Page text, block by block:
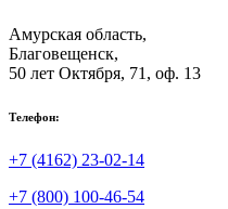
Амурская область,
Благовещенск,
50 лет Октября, 71, оф. 13
Телефон:
+7 (4162) 23-02-14
+7 (800) 100-46-54